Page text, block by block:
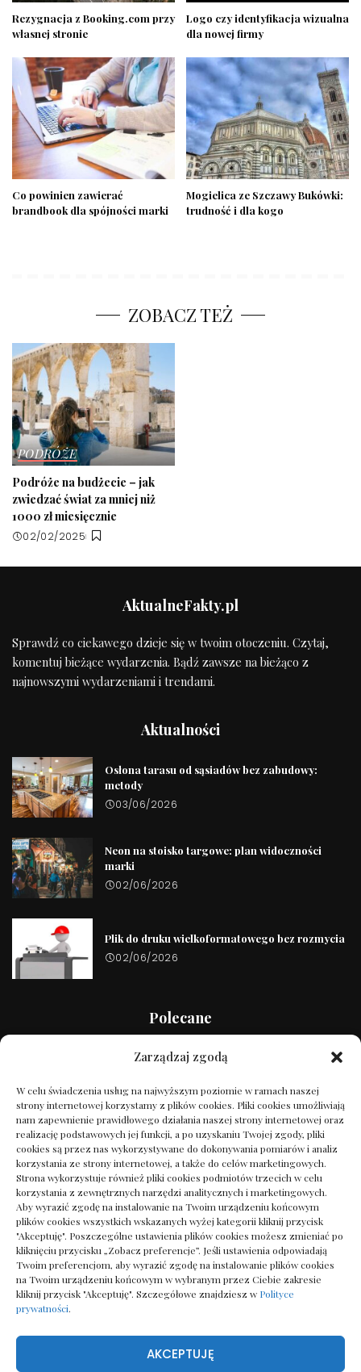
Zarządzaj zgodą
W celu świadczenia usług na najwyższym poziomie w ramach naszej
strony internetowej korzystamy z plików cookies. Pliki cookies umożliwiają
nam zapewnienie prawidłowego działania naszej strony internetowej oraz
realizację podstawowych jej funkcji, a po uzyskaniu Twojej zgody, pliki
cookies są przez nas wykorzystywane do dokonywania pomiarów i analiz
korzystania ze strony internetowej, a także do celów marketingowych.
Strona wykorzystuje również pliki cookies podmiotów trzecich w celu
korzystania z zewnętrznych narzędzi analitycznych i marketingowych.
Aby wyrazić zgodę na instalowanie na Twoim urządzeniu końcowym
plików cookies wszystkich wskazanych wyżej kategorii kliknij przycisk
"Akceptuję". Poszczególne ustawienia plików cookies możesz zmieniać po
kliknięciu przycisku „Zobacz preferencje”. Jeśli ustawienia odpowiadają
Twoim preferencjom, aby wyrazić zgodę na instalowanie plików cookies
na Twoim urządzeniu końcowym w wybranym przez Ciebie zakresie
kliknij przycisk "Akceptuję". Szczegółowe znajdziesz w Polityce
prywatności.
AKCEPTUJĘ
Rezygnacja z Booking.com przy
własnej stronie
Logo czy identyfikacja wizualna
dla nowej firmy
Co powinien zawierać
brandbook dla spójności marki
Mogielica ze Szczawy Bukówki:
trudność i dla kogo
ZOBACZ TEŻ
PODRÓŻE
Podróże na budżecie – jak
zwiedzać świat za mniej niż
1000 zł miesięcznie
02/02/2025
AktualneFakty.pl
Sprawdź co ciekawego dzieje się w twoim otoczeniu. Czytaj,
komentuj bieżące wydarzenia. Bądź zawsze na bieżąco z
najnowszymi wydarzeniami i trendami.
Aktualności
Osłona tarasu od sąsiadów bez zabudowy:
metody
03/06/2026
Neon na stoisko targowe: plan widoczności
marki
02/06/2026
Plik do druku wielkoformatowego bez rozmycia
02/06/2026
Polecane
Buty ślubne na niskim obcasie: Komfort i styl w jednym
5 genialnych trików na tanie domowe biuro
25/09/2024
E-mail marketing: 7 szokujących trików
konwersji
14/10/2024
Dark academia: cechy stylu i tapety do wnętrz
14/04/2026